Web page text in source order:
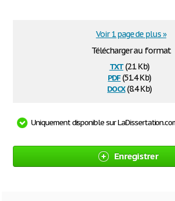
Télécharger au format
txt(2.1 Kb)
pdf(51.4 Kb)
docx(8.4 Kb)
Voir 1 page de plus »
Uniquement disponible sur
Enregistrer